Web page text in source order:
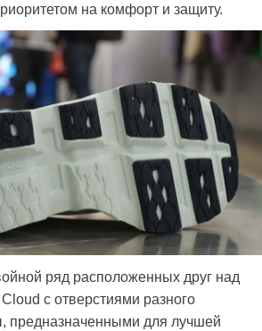
на комфорт и защиту.
ряд расположенных друг над
с отверстиями разного
предназначенными для лучшей